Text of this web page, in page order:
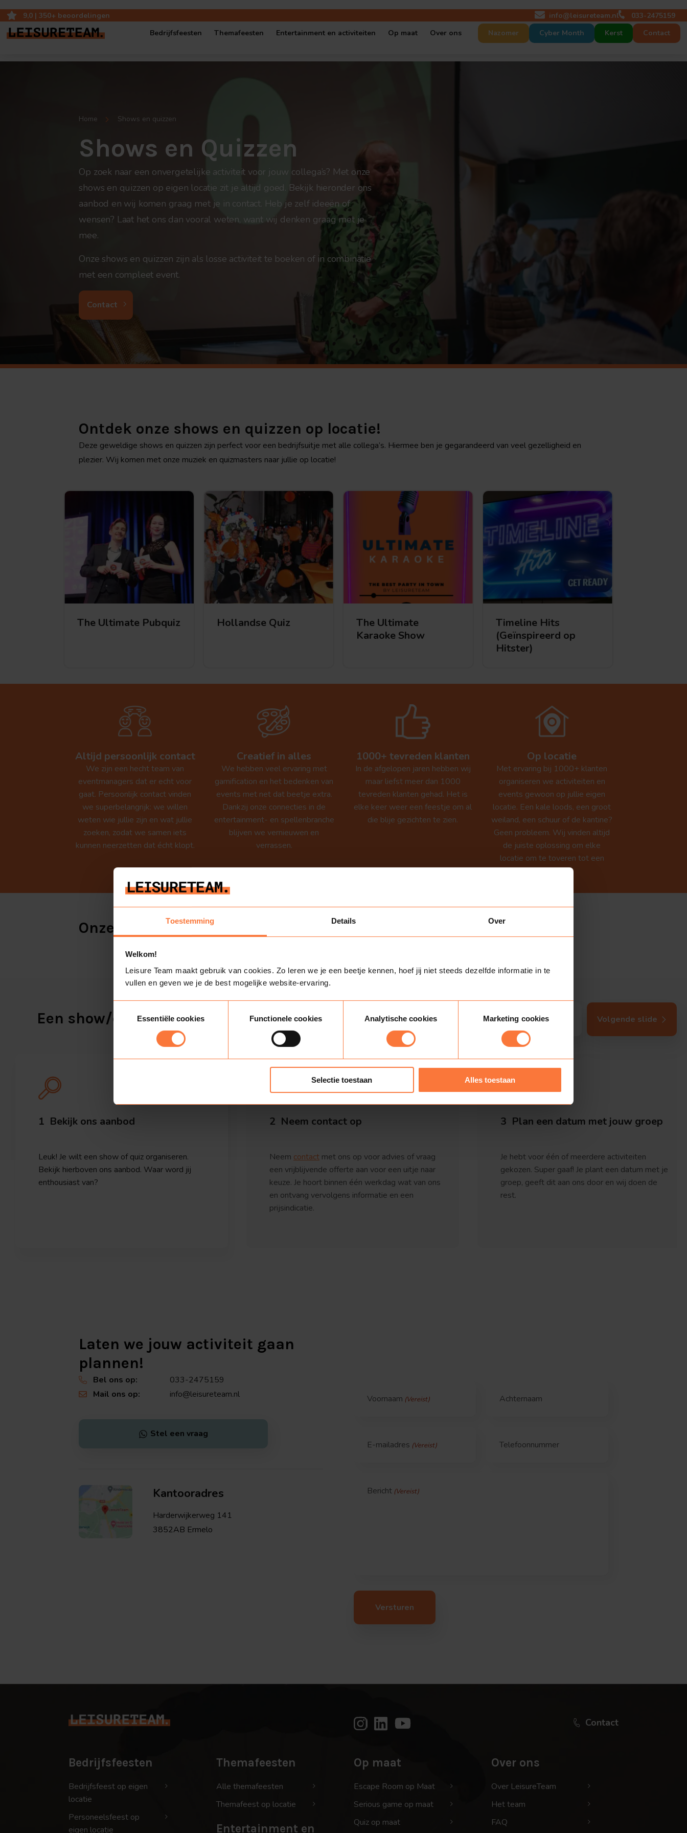
Toestemming Details Over
Welkom!
Leisure Team maakt gebruik van cookies. Zo leren we je een beetje kennen, hoef jij niet steeds dezelfde informatie in te
vullen en geven we je de best mogelijke website-ervaring.
Essentiële cookies
Functionele cookies Analytische cookies Marketing cookies
Selectie toestaan Alles toestaan
9,0 | 350+ beoordelingen info@leisureteam.nl
033-2475159
Bedrijfsfeesten
Bedrijfsfestival
Popup-Café: mobiel cafe
Themafeesten
Themafeest op locatie
Popup-Café in thema
Entertainment en activiteiten
Spellen en workshops
Cybersecurity games
Op maat Over ons Nazomer Cyber Month Kerst Contact
Shows en Quizzen
Home Shows en quizzen
Op zoek naar een onvergetelijke activiteit voor jouw collega’s? Met onze
shows en quizzen op eigen locatie zit je altijd goed. Bekijk hieronder ons
aanbod en wij komen graag met je in contact. Heb je zelf ideeën of
wensen? Laat het ons dan vooral weten, want wij denken graag met je
mee.
Onze shows en quizzen zijn als losse activiteit te boeken of in combinatie
met een compleet event.
Contact
Ontdek onze shows en quizzen op locatie!
Deze geweldige shows en quizzen zijn perfect voor een bedrijfsuitje met alle collega’s. Hiermee ben je gegarandeerd van veel gezelligheid en
plezier. Wij komen met onze muziek en quizmasters naar jullie op locatie!
The Ultimate Pubquiz
Ultimate
Hollandse Quiz
Quiz
The Ultimate Karaoke Show
The Ultimate
Karaoke Show
Ultimate
Timeline Hits (Hitster game)
Timeline Hits
(Geïnspireerd op
Hitster)
Hits
Altijd persoonlijk contact
We zijn een hecht team van
eventmanagers dat er echt voor
gaat. Persoonlijk contact vinden
we superbelangrijk: we willen
weten wie jullie zijn en wat jullie
zoeken, zodat we samen iets
kunnen neerzetten dat écht klopt.
Creatief in alles
We hebben veel ervaring met
gamification en het bedenken van
events met net dat beetje extra.
Dankzij onze connecties in de
entertainment- en spellenbranche
blijven we vernieuwen en
verrassen.
1000+ tevreden klanten
In de afgelopen jaren hebben wij
maar liefst meer dan 1000
tevreden klanten gehad. Het is
elke keer weer een feestje om al
die blije gezichten te zien.
Op locatie
Met ervaring bij 1000+ klanten
organiseren we activiteiten en
events gewoon op jullie eigen
locatie. Een kale loods, een groot
weiland, een schuur of de kantine?
Geen probleem. Wij vinden altijd
de juiste oplossing om elke
locatie om te toveren tot een
topfeest.
Onze klanten aan het woord:
Een show/quiz met LeisureTeam in 5 stappen
1 Bekijk ons aanbod
Leuk! Je wilt een show of quiz organiseren.
Bekijk hierboven ons aanbod. Waar word jij
enthousiast van?
2 Neem contact op
Neem contact met ons op voor advies of vraag
een vrijblijvende offerte aan voor een uitje naar
keuze. Je hoort binnen één werkdag wat van ons
en ontvang vervolgens informatie en een
prijsindicatie.
3 Plan een datum met jouw groep
Je hebt voor één of meerdere activiteiten
gekozen. Super gaaf! Je plant een datum met je
groep, geeft dit aan ons door en wij doen de
rest.
Volgende slide
Laten we jouw activiteit gaan
plannen!
Bel ons op:
033-2475159
Mail ons op:
info@leisureteam.nl
Stel een vraag
Kantooradres
Harderwijkerweg 141
3852AB Ermelo
Voornaam (Vereist) Achternaam
E-mailadres (Vereist) Telefoonnummer
Bericht (Vereist)
Contact
Bedrijfsfeesten
Bedrijfsfeest op eigen
locatie
Personeelsfeest op
eigen locatie
Themafeesten
Alle themafeesten
Themafeest op locatie
Entertainment en
Op maat
Escape Room op Maat
Serious game op maat
Quiz op maat
Over ons
Over LeisureTeam
Het team
FAQ